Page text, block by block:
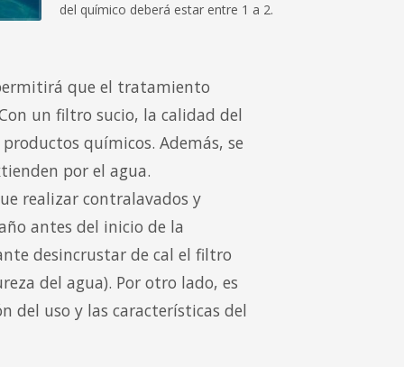
del químico deberá estar entre 1 a 2.
que el tratamiento
un filtro sucio, la calidad del
químicos. Además, se
por el agua.
realizar contralavados y
antes del inicio de la
desincrustar de cal el filtro
del agua). Por otro lado, es
del uso y las características del